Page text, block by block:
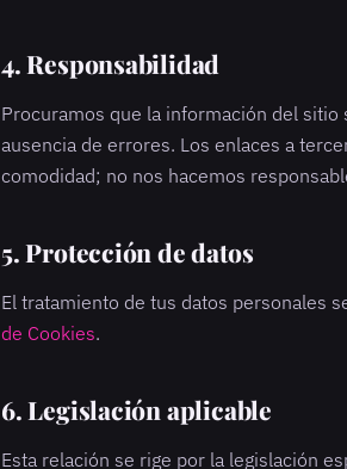
4. Responsabilidad
Procuramos que la información del sitio
ausencia de errores. Los enlaces a
comodidad; no nos hacemos
5. Protección de datos
El tratamiento de tus datos personales
de Cookies.
6. Legislación aplicable
Esta relación se rige por la legislación